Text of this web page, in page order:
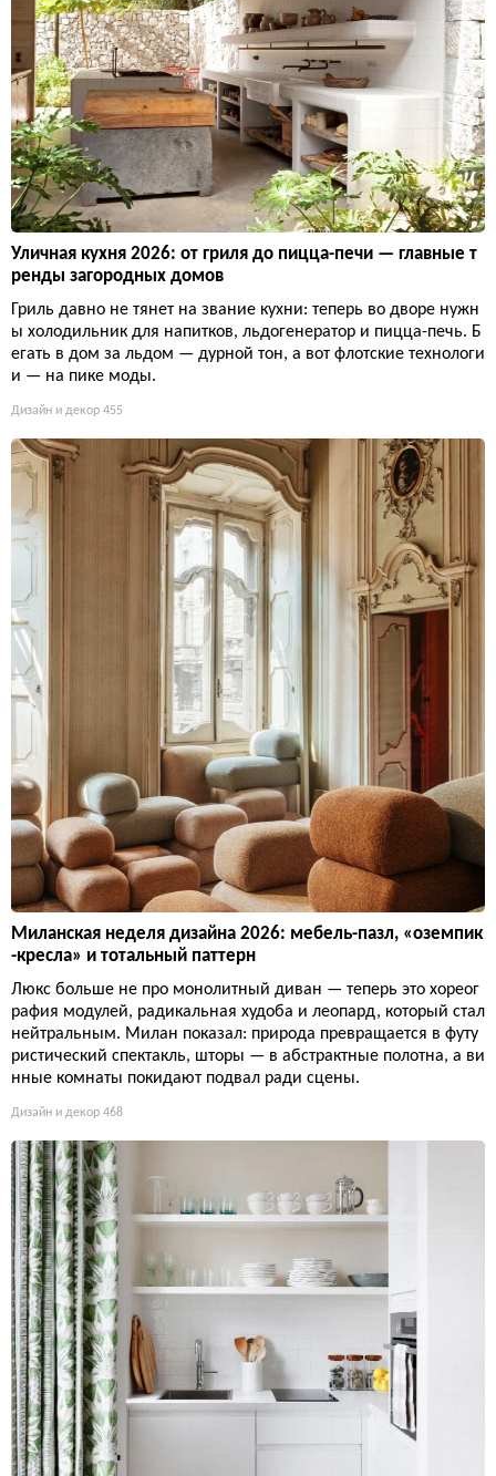
Уличная кухня 2026: от гриля до пицца-печи — главные т
ренды загородных домов
Гриль давно не тянет на звание кухни: теперь во дворе нужн
ы холодильник для напитков, льдогенератор и пицца-печь. Б
егать в дом за льдом — дурной тон, а вот флотские технологи
и — на пике моды.
Дизайн и декор 455
Миланская неделя дизайна 2026: мебель-пазл, «оземпик
-кресла» и тотальный паттерн
Люкс больше не про монолитный диван — теперь это хореог
рафия модулей, радикальная худоба и леопард, который стал
нейтральным. Милан показал: природа превращается в футу
ристический спектакль, шторы — в абстрактные полотна, а ви
нные комнаты покидают подвал ради сцены.
Дизайн и декор 468